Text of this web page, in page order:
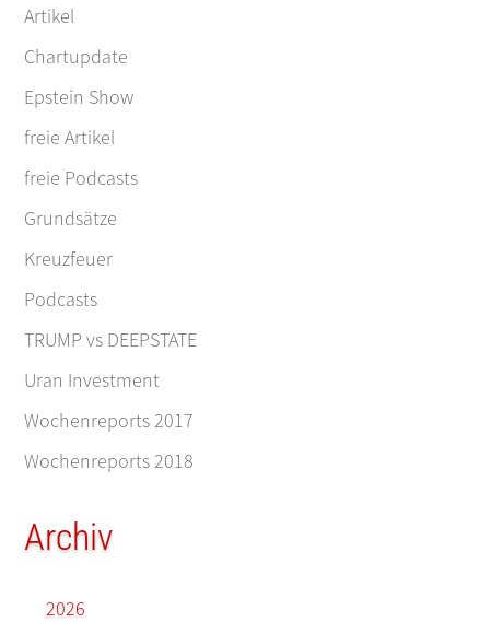
Artikel
Chartupdate
Epstein Show
freie Artikel
freie Podcasts
Grundsätze
Kreuzfeuer
Podcasts
TRUMP vs DEEPSTATE
Uran Investment
Wochenreports 2017
Wochenreports 2018
Archiv
2026